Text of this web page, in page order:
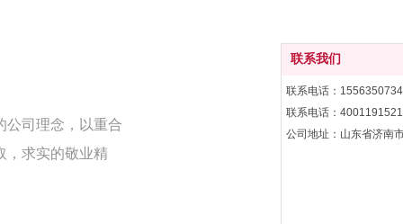
联系我们
联系电话：
联系电话：4001191521
公司地址：山东省济南
公司理念，以重合
，求实的敬业精